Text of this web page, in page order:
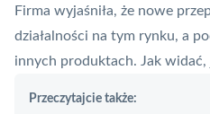
Firma wyjaśniła, że nowe
działalności na tym rynku, a
innych produktach. Jak widać,
Przeczytajcie także: